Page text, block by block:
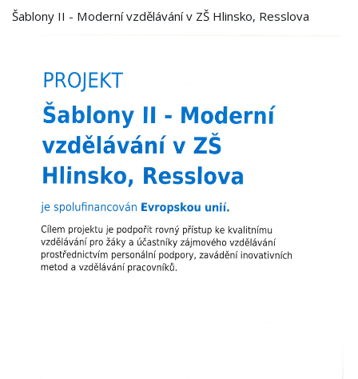
Šablony II - Moderní vzdělávání v ZŠ Hlinsko, Resslova